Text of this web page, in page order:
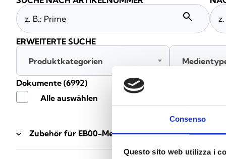
Consenso
Questo sito web utilizza i
Zubehör für EB00-Meldersockel - Materialien(47)
Dokumente (6992)
Alle auswählen
search
ERWEITERTE SUCHE
Produktkategorien